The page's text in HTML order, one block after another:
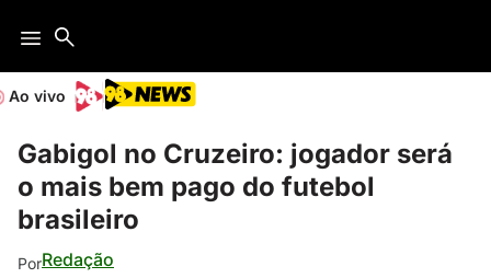
Ao vivo
Gabigol no Cruzeiro: jogador será
o mais bem pago do futebol
brasileiro
PorRedação